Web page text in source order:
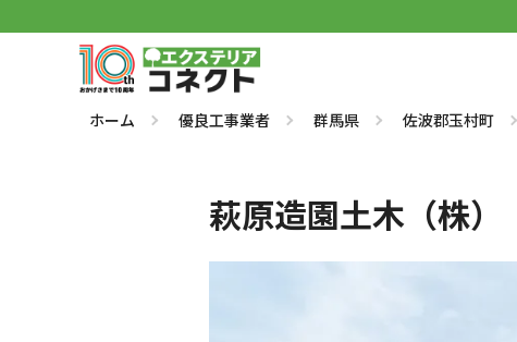
ホーム 優良工事業者 群馬県 佐波郡玉村町
萩原造園土木（株）